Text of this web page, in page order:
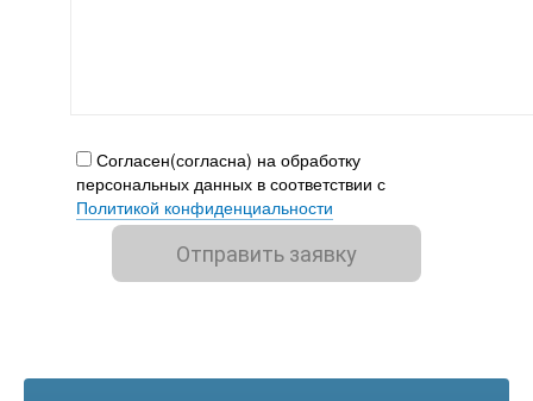
Согласен(согласна) на обработку
персональных данных в соответствии с
Политикой конфиденциальности